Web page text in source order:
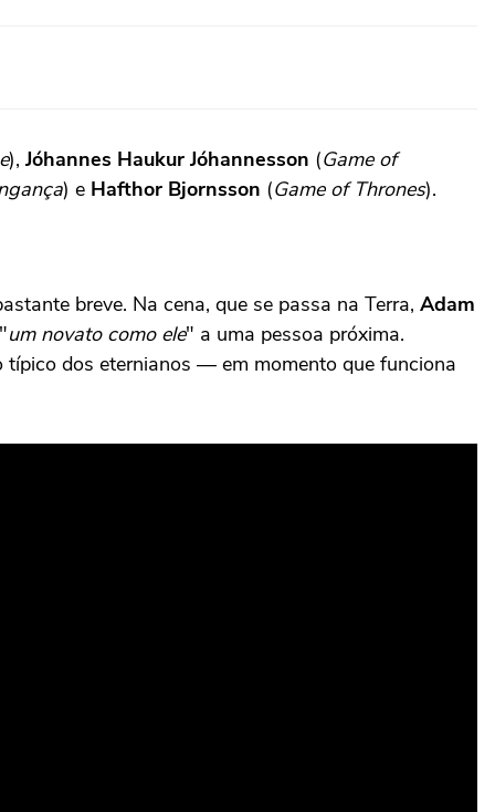
), Jóhannes Haukur Jóhannesson (Game of
) e Hafthor Bjornsson (Game of Thrones).
breve. Na cena, que se passa na Terra, Adam
um novato como ele" a uma pessoa próxima.
dos eternianos — em momento que funciona